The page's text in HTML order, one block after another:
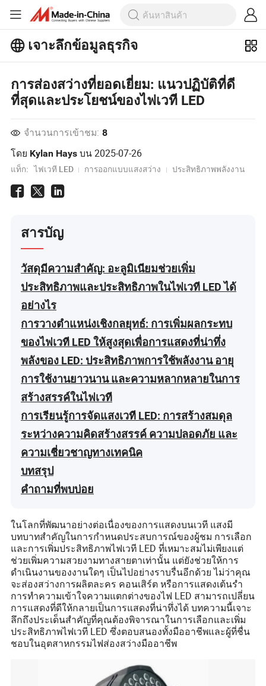
เจาะลึกข้อมูลธุรกิจ
ดูเพิ่มเติม
การส่องสว่างที่ยอดเยี่ยม: แนวปฏิบัติที่ดี
ที่สุดและประโยชน์ของไฟเวที LED
จำนวนการเข้าชม: 8
โดย Kylan Hays บน2025-07-26
แท็ก: ไฟเวที LED การออกแบบแสงสว่าง ประสิทธิภาพพลังงาน
สารบัญ
วัสดุมีความสำคัญ: อะลูมิเนียมช่วยเพิ่ม
ประสิทธิภาพและประสิทธิภาพในไฟเวที LED ได้
อย่างไร
การวางตำแหน่งเชิงกลยุทธ์: การเพิ่มผลกระทบ
ของไฟเวที LED ให้สูงสุดเพื่อการแสดงที่น่าทึ่ง
พลังของ LED: ประสิทธิภาพการใช้พลังงาน อายุ
การใช้งานยาวนาน และความหลากหลายในการ
สร้างสรรค์ในไฟเวที
การเรียนรู้การจัดแสงเวที LED: การสร้างสมดุล
ระหว่างความคิดสร้างสรรค์ ความปลอดภัย และ
ความเชี่ยวชาญทางเทคนิค
บทสรุป
คำถามที่พบบ่อย
ในโลกที่พัฒนาอย่างต่อเนื่องของการแสดงบนเวที แสงมี
บทบาทสำคัญในการกำหนดประสบการณ์ของผู้ชม การเลือก
และการเพิ่มประสิทธิภาพไฟเวที LED ที่เหมาะสมไม่เพียงแต่
ช่วยเพิ่มความสวยงามทางสายตาเท่านั้น แต่ยังช่วยให้การ
ดำเนินงานของงานใดๆ เป็นไปอย่างราบรื่นอีกด้วย ไม่ว่าคุณ
จะส่องสว่างการผลิตละคร คอนเสิร์ต หรือการแสดงเต้นรำ
การทำความเข้าใจความแตกต่างของไฟ LED สามารถเปลี่ยน
การแสดงที่ดีให้กลายเป็นการแสดงที่น่าทึ่งได้ บทความนี้เจาะ
ลึกถึงประเด็นสำคัญที่คุณต้องพิจารณาในการเลือกและเพิ่ม
ประสิทธิภาพไฟเวที LED ซึ่งตอบสนองทั้งมืออาชีพและผู้ที่ชื่น
ชอบในอุตสาหกรรมไฟส่องสว่างมืออาชีพ